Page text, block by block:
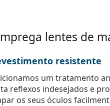
lentes de
resistente
um tratamento
reflexos indesejados e
os seus óculos